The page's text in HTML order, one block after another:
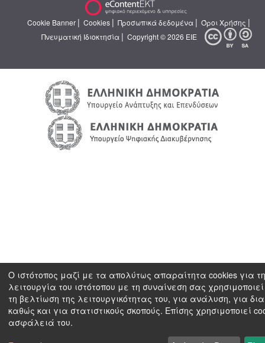
Cookie Banner | Cookies | Προσωπικά δεδομένα | Όροι Χρήσης |
Πνευματική Ιδιοκτησία | Copyright © 2026 ΕΙΕ
Ο ιστότοπος μαζί με τα απολύτως απαραίτητα cookies για
λειτουργία του ιστότοπου με τη συναίνεση σας
τη βελτίωση της λειτουργικότητας του, για ανάλυση, για
καθώς και για στατιστικούς σκοπούς. Επίσης χρησιμοποιεί
ασφάλειά του.